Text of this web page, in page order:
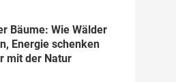
Bäume: Wie Wälder
Energie schenken
mit der Natur